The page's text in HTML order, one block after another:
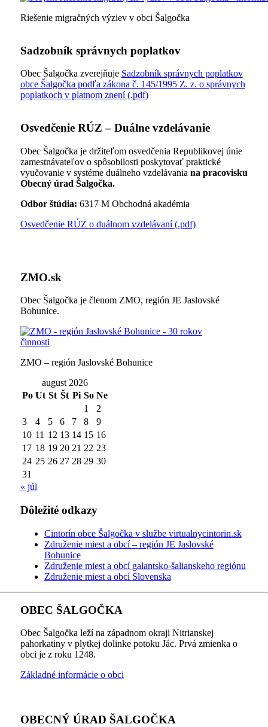
Riešenie migračných výziev v obci Šalgočka
Sadzobník správnych poplatkov
Obec Šalgočka zverejňuje Sadzobník správnych poplatkov
obce Šalgočka podľa zákona č. 145/1995 Z. z. o správnych
poplatkoch v platnom znení (.pdf)
Osvedčenie RÚZ – Duálne vzdelávanie
Obec Šalgočka je držiteľom osvedčenia Republikovej únie
zamestnávateľov o spôsobilosti poskytovať praktické
vyučovanie v systéme duálneho vzdelávania na pracovisku
Obecný úrad Šalgočka.
Odbor štúdia: 6317 M Obchodná akadémia
Osvedčenie RÚZ o duálnom vzdelávaní (.pdf)
ZMO.sk
Obec Šalgočka je členom ZMO, región JE Jaslovské
Bohunice.
ZMO – región Jaslovské Bohunice
august 2026
Po Ut St Št Pi So Ne
1
2
3
4 5 6 7 8
9
10 11 12 13 14 15 16
17 18 19 20 21 22 23
24 25 26 27 28 29 30
31
« júl
Dôležité odkazy
Cintorín obce Šalgočka v službe virtualnycintorin.sk
Združenie miest a obcí – región JE Jaslovské
Bohunice
Združenie miest a obcí galantsko-šalianskeho regiónu
Združenie miest a obcí Slovenska
OBEC ŠALGOČKA
Obec Šalgočka leží na západnom okraji Nitrianskej
pahorkatiny v plytkej dolinke potoku Jác. Prvá zmienka o
obci je z roku 1248.
Základné informácie o obci
OBECNÝ ÚRAD ŠALGOČKA